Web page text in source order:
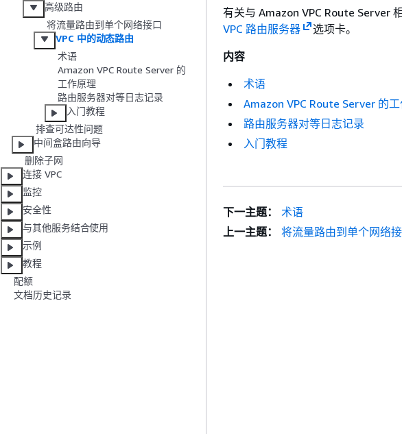
高级路由
将流量路由到单个网络接口
VPC 中的动态路由
术语
Amazon VPC Route Server 的
工作原理
路由服务器对等日志记录
入门教程
排查可达性问题
中间盒路由向导
删除子网
连接 VPC
监控
安全性
与其他服务结合使用
示例
教程
配额
文档历史记录
有关与 Amazon VPC Route Server
VPC 路由服务器
选项卡。
内容
术语
Amazon VPC Route Server 的
路由服务器对等日志记录
入门教程
下一主题：
术语
上一主题：
将流量路由到单个网络